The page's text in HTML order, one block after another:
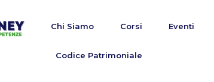
Chi Siamo Corsi Eventi
Codice Patrimoniale